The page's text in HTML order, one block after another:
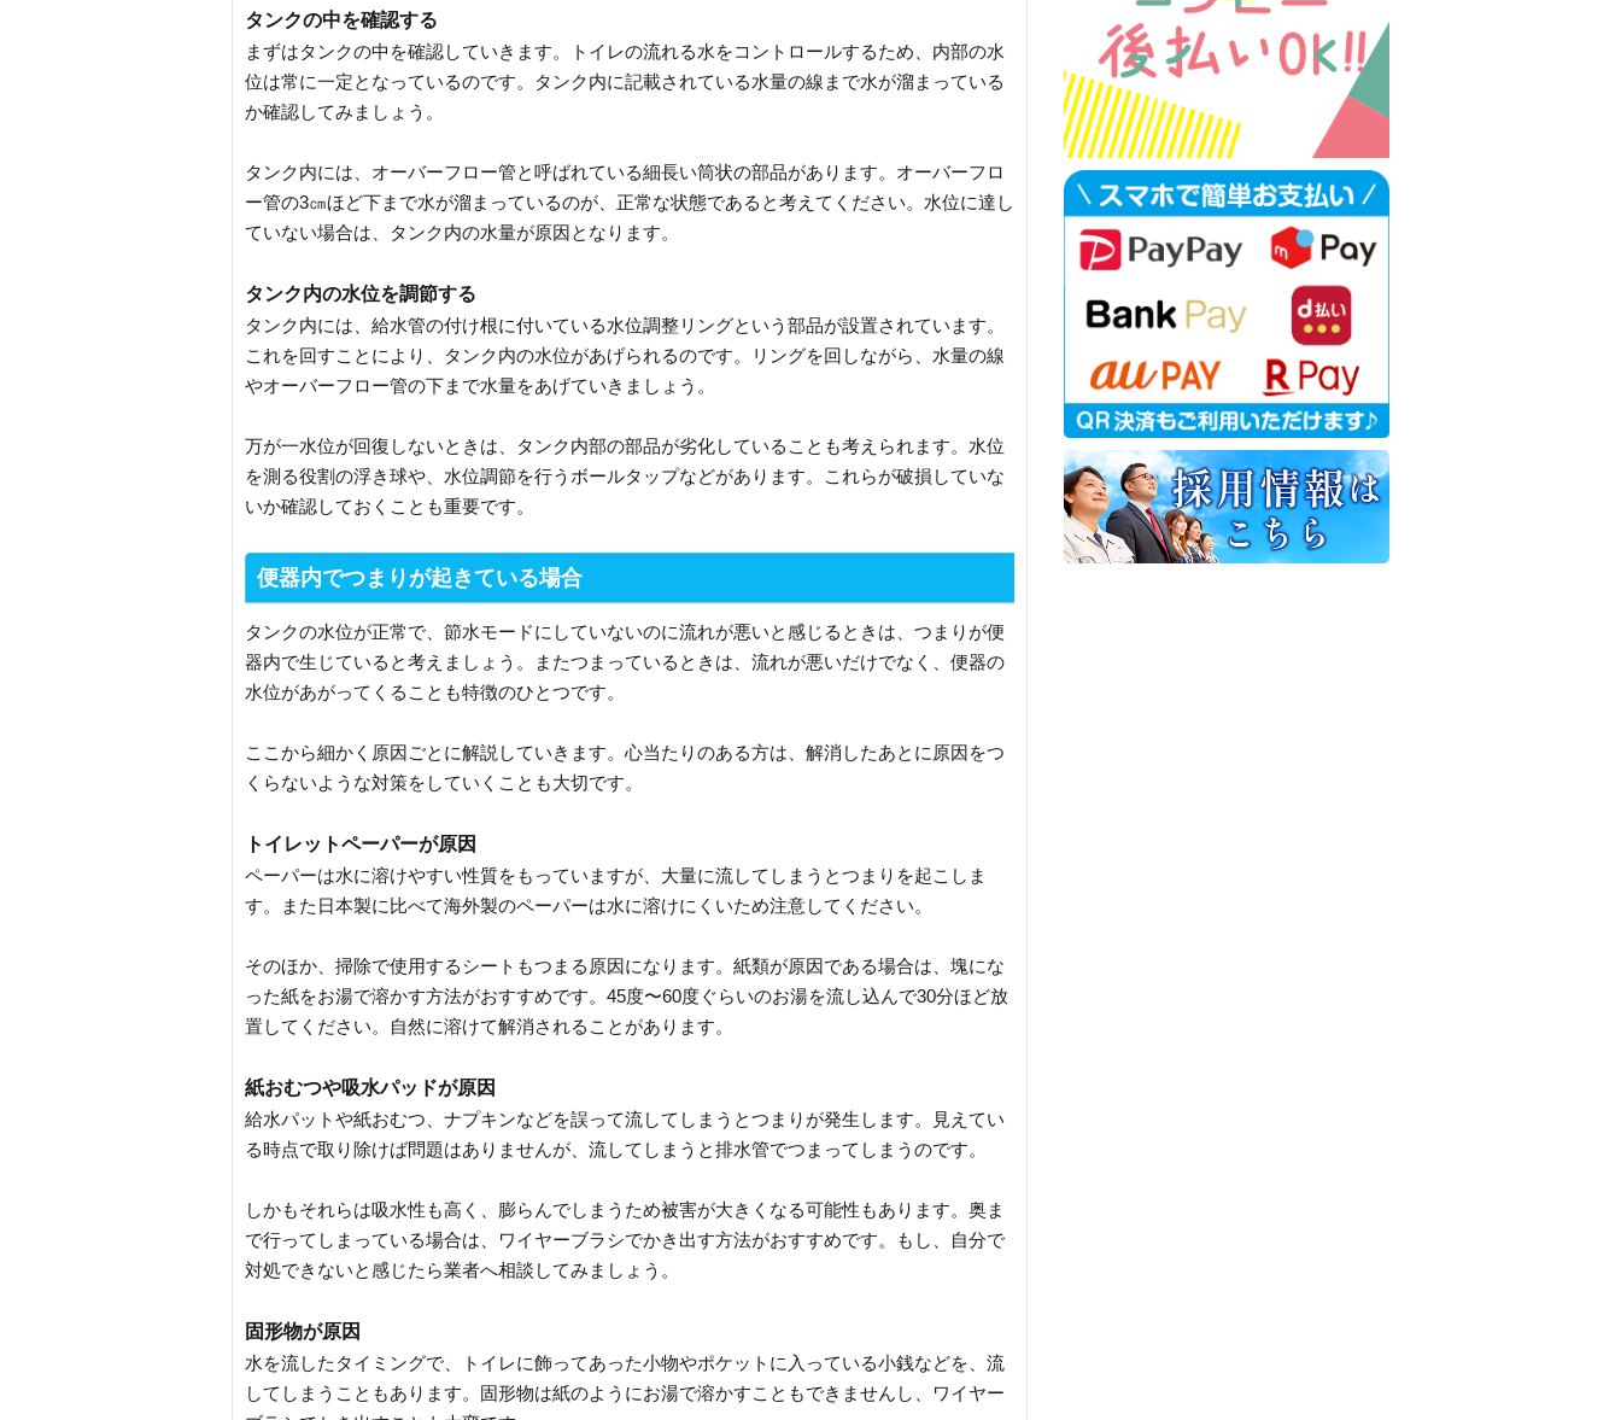
タンクの中を確認する
まずはタンクの中を確認していきます。トイレの流れる水をコントロールするため、内部の水
位は常に一定となっているのです。タンク内に記載されている水量の線まで水が溜まっている
か確認してみましょう。
タンク内には、オーバーフロー管と呼ばれている細長い筒状の部品があります。オーバーフロ
ー管の3㎝ほど下まで水が溜まっているのが、正常な状態であると考えてください。水位に達し
ていない場合は、タンク内の水量が原因となります。
タンク内の水位を調節する
タンク内には、給水管の付け根に付いている水位調整リングという部品が設置されています。
これを回すことにより、タンク内の水位があげられるのです。リングを回しながら、水量の線
やオーバーフロー管の下まで水量をあげていきましょう。
万が一水位が回復しないときは、タンク内部の部品が劣化していることも考えられます。水位
を測る役割の浮き球や、水位調節を行うボールタップなどがあります。これらが破損していな
いか確認しておくことも重要です。
便器内でつまりが起きている場合
タンクの水位が正常で、節水モードにしていないのに流れが悪いと感じるときは、つまりが便
器内で生じていると考えましょう。またつまっているときは、流れが悪いだけでなく、便器の
水位があがってくることも特徴のひとつです。
ここから細かく原因ごとに解説していきます。心当たりのある方は、解消したあとに原因をつ
くらないような対策をしていくことも大切です。
トイレットペーパーが原因
ペーパーは水に溶けやすい性質をもっていますが、大量に流してしまうとつまりを起こしま
す。また日本製に比べて海外製のペーパーは水に溶けにくいため注意してください。
そのほか、掃除で使用するシートもつまる原因になります。紙類が原因である場合は、塊にな
った紙をお湯で溶かす方法がおすすめです。45度〜60度ぐらいのお湯を流し込んで30分ほど放
置してください。自然に溶けて解消されることがあります。
紙おむつや吸水パッドが原因
給水パットや紙おむつ、ナプキンなどを誤って流してしまうとつまりが発生します。見えてい
る時点で取り除けば問題はありませんが、流してしまうと排水管でつまってしまうのです。
しかもそれらは吸水性も高く、膨らんでしまうため被害が大きくなる可能性もあります。奥ま
で行ってしまっている場合は、ワイヤーブラシでかき出す方法がおすすめです。もし、自分で
対処できないと感じたら業者へ相談してみましょう。
固形物が原因
水を流したタイミングで、トイレに飾ってあった小物やポケットに入っている小銭などを、流
してしまうこともあります。固形物は紙のようにお湯で溶かすこともできませんし、ワイヤー